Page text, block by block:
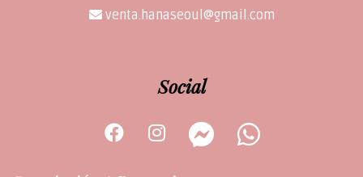
venta.hanaseoul@gmail.com
Social